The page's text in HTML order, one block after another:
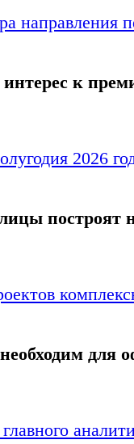
направления
к
2026
для